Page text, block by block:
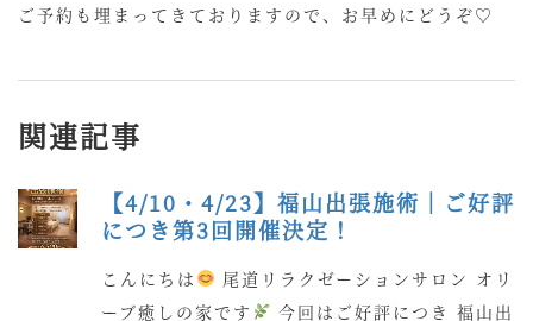
ご予約も埋まってきておりますので、お早めにどうぞ♡
関連記事
【4/10・4/23】福山出張施術｜ご好評
につき第3回開催決定！
こんにちは
尾道リラクゼーションサロン オリ
ーブ癒しの家です
今回はご好評につき 福山出